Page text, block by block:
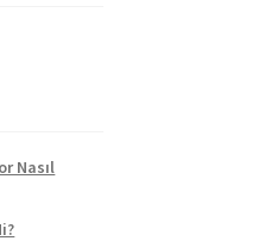
Nasıl